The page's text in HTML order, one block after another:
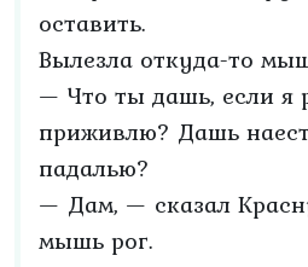
оставить.
Вылезла откуда-то
— Что ты дашь, если я
приживлю? Дашь
падалью?
— Дам, — сказал
мышь рог.